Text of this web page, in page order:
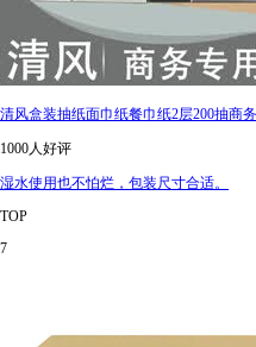
清风盒装抽纸面巾纸餐巾纸2层200抽商
1000人好评
湿水使用也不怕烂，包装尺寸合适。
TOP
7